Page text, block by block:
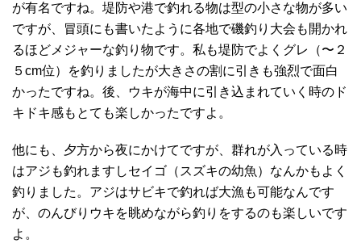
が有名ですね。堤防や港で釣れる物は型の小さな物が多い
ですが、冒頭にも書いたように各地で磯釣り大会も開かれ
るほどメジャーな釣り物です。私も堤防でよくグレ（〜２
５cm位）を釣りましたが大きさの割に引きも強烈で面白
かったですね。後、ウキが海中に引き込まれていく時のド
キドキ感もとても楽しかったですよ。
他にも、夕方から夜にかけてですが、群れが入っている時
はアジも釣れますしセイゴ（スズキの幼魚）なんかもよく
釣りました。アジはサビキで釣れば大漁も可能なんです
が、のんびりウキを眺めながら釣りをするのも楽しいです
よ。